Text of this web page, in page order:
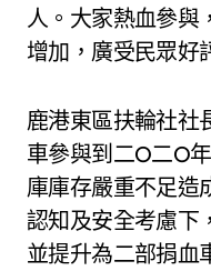
人。大家熱血參與
增加，廣受民眾好
鹿港東區扶輪社社
車參與到二O二O
庫庫存嚴重不足造
認知及安全考慮下
並提升為二部捐血